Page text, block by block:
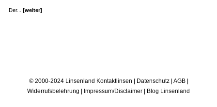
Der... [weiter]
© 2000-2024 Linsenland Kontaktlinsen | Datenschutz| AGB|
Widerrufsbelehrung | Impressum/Disclaimer | Blog Linsenland